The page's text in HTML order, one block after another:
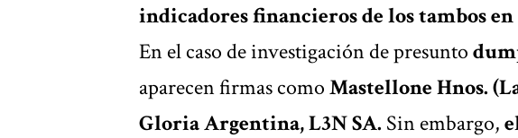
indicadores financieros de los tambos
En el caso de investigación de presunto
aparecen firmas comoMastellone Hnos.
Gloria Argentina, L3N SA. Sin embargo,